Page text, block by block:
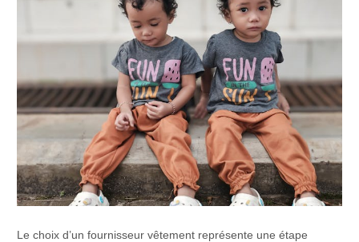
Le choix d’un fournisseur vêtement représente une étape